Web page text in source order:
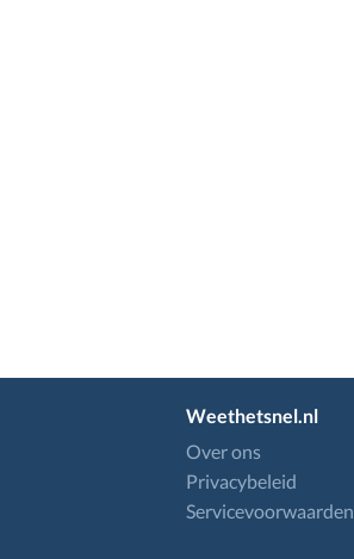
Weethetsnel.nl
Over ons
Privacybeleid
Servicevoorwaarden